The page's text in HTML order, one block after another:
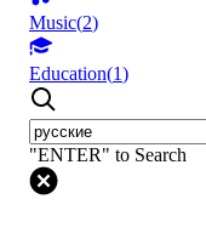
Music(2)
Education(1)
"ENTER" to Search